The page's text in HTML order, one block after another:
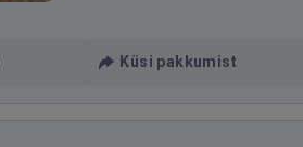
Küsi pakkumist